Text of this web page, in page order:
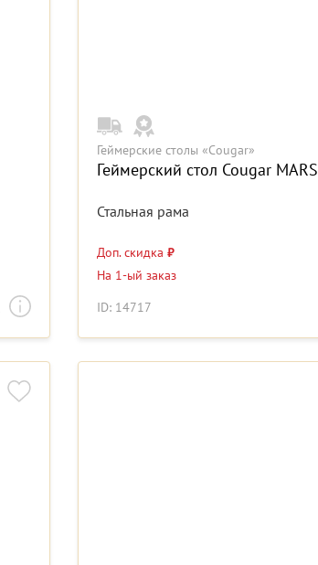
Геймерские столы «Cougar»
Геймерский стол Cougar MARS
Стальная рама
Доп. скидка ₽
На 1-ый заказ
ID: 14717